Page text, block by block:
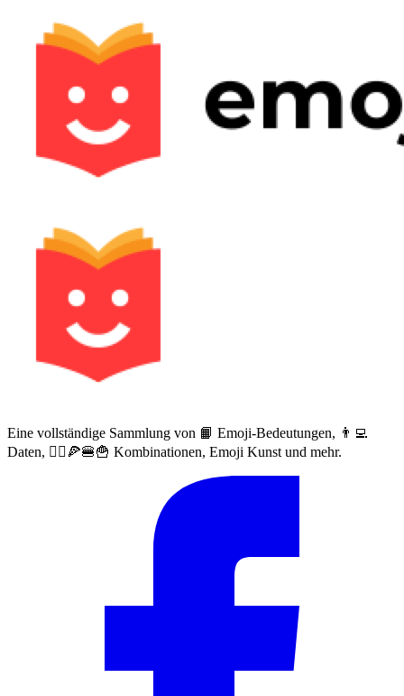
Eine vollständige Sammlung von 📙 Emoji-Bedeutungen, 👨‍💻
Daten, 🙅‍♀️🍕🍔🍟 Kombinationen, Emoji Kunst und mehr.